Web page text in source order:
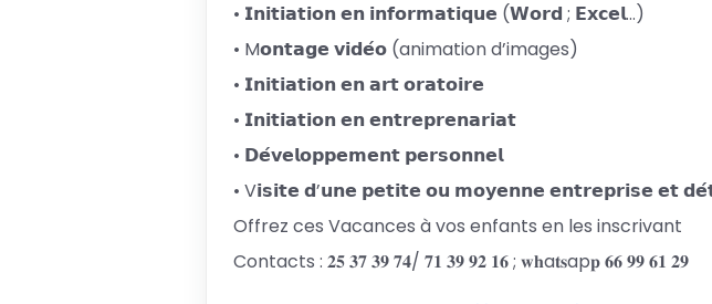
• 𝗜𝗻𝗶𝘁𝗶𝗮𝘁𝗶𝗼𝗻 𝗲𝗻 𝗶𝗻𝗳𝗼𝗿𝗺𝗮𝘁𝗶𝗾𝘂𝗲 (𝗪𝗼𝗿𝗱 ; 𝗘𝘅𝗰𝗲𝗹…)
• M𝗼𝗻𝘁𝗮𝗴𝗲 𝘃𝗶𝗱𝗲́𝗼 (animation d’images)
• 𝗜𝗻𝗶𝘁𝗶𝗮𝘁𝗶𝗼𝗻 𝗲𝗻 𝗮𝗿𝘁 𝗼𝗿𝗮𝘁𝗼𝗶𝗿𝗲
• 𝗜𝗻𝗶𝘁𝗶𝗮𝘁𝗶𝗼𝗻 𝗲𝗻 𝗲𝗻𝘁𝗿𝗲𝗽𝗿𝗲𝗻𝗮𝗿𝗶𝗮𝘁
• 𝗗𝗲́𝘃𝗲𝗹𝗼𝗽𝗽𝗲𝗺𝗲𝗻𝘁 𝗽𝗲𝗿𝘀𝗼𝗻𝗻𝗲𝗹
• V𝗶𝘀𝗶𝘁𝗲 𝗱’𝘂𝗻𝗲 𝗽𝗲𝘁𝗶𝘁𝗲 𝗼𝘂 𝗺𝗼𝘆𝗲𝗻𝗻𝗲 𝗲𝗻𝘁𝗿𝗲𝗽𝗿𝗶𝘀𝗲 𝗲𝘁
Offrez ces Vacances à vos enfants en les inscrivant
Contacts : 𝟐𝟓 𝟑𝟕 𝟑𝟗 𝟕𝟒/ 𝟕𝟏 𝟑𝟗 𝟗𝟐 𝟏𝟔 ; 𝐰𝐡a𝐭𝐬ap𝐩 𝟔𝟔 𝟗𝟗 𝟔𝟏 𝟐𝟗